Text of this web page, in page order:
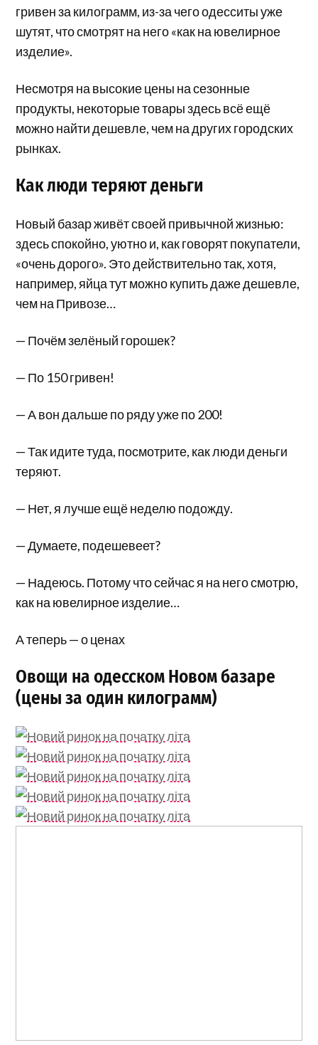
гривен за килограмм, из-за чего одесситы уже
шутят, что смотрят на него «как на ювелирное
изделие».
Несмотря на высокие цены на сезонные
продукты, некоторые товары здесь всё ещё
можно найти дешевле, чем на других городских
рынках.
Как люди теряют деньги
Новый базар живёт своей привычной жизнью:
здесь спокойно, уютно и, как говорят покупатели,
«очень дорого». Это действительно так, хотя,
например, яйца тут можно купить даже дешевле,
чем на Привозе…
— Почём зелёный горошек?
— По 150 гривен!
— А вон дальше по ряду уже по 200!
— Так идите туда, посмотрите, как люди деньги
теряют.
— Нет, я лучше ещё неделю подожду.
— Думаете, подешевеет?
— Надеюсь. Потому что сейчас я на него смотрю,
как на ювелирное изделие…
А теперь — о ценах
Овощи на одесском Новом базаре
(цены за один килограмм)